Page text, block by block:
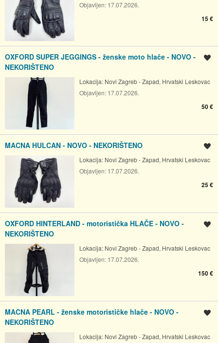
Objavljen: 17.07.2026.
15 €
OXFORD SUPER JEGGINGS - ženske moto hlače - NOVO -
NEKORIŠTENO
Lokacija: Novi Zagreb - Zapad, Hrvatski Leskovac
Objavljen: 17.07.2026.
50 €
MACNA HULCAN - NOVO - NEKORIŠTENO
Lokacija: Novi Zagreb - Zapad, Hrvatski Leskovac
Objavljen: 17.07.2026.
25 €
OXFORD HINTERLAND - motoristička HLAČE - NOVO -
NEKORIŠTENO
Lokacija: Novi Zagreb - Zapad, Hrvatski Leskovac
Objavljen: 17.07.2026.
150 €
MACNA PEARL - ženske motorističke hlače - NOVO -
NEKORIŠTENO
Lokacija: Novi Zagreb - Zapad, Hrvatski Leskovac